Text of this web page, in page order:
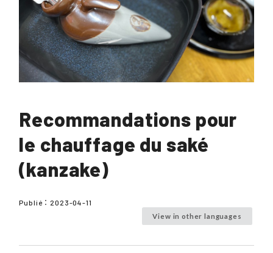
Recommandations pour
le chauffage du saké
(kanzake)
Publié： 2023-04-11
View in other languages